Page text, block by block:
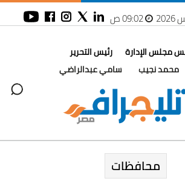
09:02 ص
مجلس الإدارة
محمد نجيب
رئيس التحرير
سامي عبدالراضي
محافظات